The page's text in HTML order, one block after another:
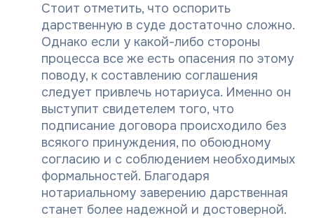
Стоит отметить, что оспорить
дарственную в суде достаточно сложно.
Однако если у какой-либо стороны
процесса все же есть опасения по этому
поводу, к составлению соглашения
следует привлечь нотариуса. Именно он
выступит свидетелем того, что
подписание договора происходило без
всякого принуждения, по обоюдному
согласию и с соблюдением необходимых
формальностей. Благодаря
нотариальному заверению дарственная
станет более надежной и достоверной.